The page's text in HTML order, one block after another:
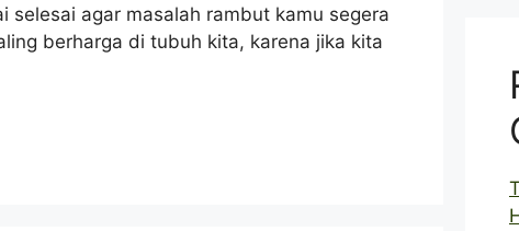
selesai agar masalah rambut kamu segera
berharga di tubuh kita, karena jika kita